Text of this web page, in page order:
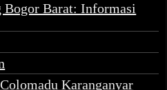
Bogor Barat: Informasi
Karanganyar